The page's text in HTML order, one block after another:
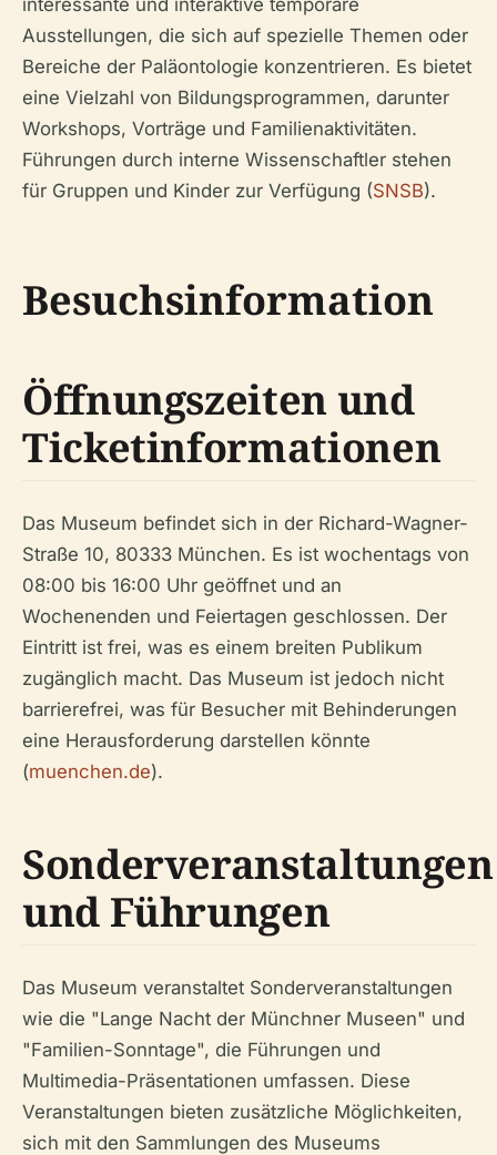
Ausstellungen, die sich auf spezielle Themen oder
Bereiche der Paläontologie konzentrieren. Es bietet
eine Vielzahl von Bildungsprogrammen, darunter
Workshops, Vorträge und Familienaktivitäten.
Führungen durch interne Wissenschaftler stehen
für Gruppen und Kinder zur Verfügung (SNSB).
Besuchsinformation
Öffnungszeiten und
Ticketinformationen
Das Museum befindet sich in der Richard-Wagner-
Straße 10, 80333 München. Es ist wochentags von
08:00 bis 16:00 Uhr geöffnet und an
Wochenenden und Feiertagen geschlossen. Der
Eintritt ist frei, was es einem breiten Publikum
zugänglich macht. Das Museum ist jedoch nicht
barrierefrei, was für Besucher mit Behinderungen
eine Herausforderung darstellen könnte
(muenchen.de).
Sonderveranstaltungen
und Führungen
Das Museum veranstaltet Sonderveranstaltungen
wie die "Lange Nacht der Münchner Museen" und
"Familien-Sonntage", die Führungen und
Multimedia-Präsentationen umfassen. Diese
Veranstaltungen bieten zusätzliche Möglichkeiten,
sich mit den Sammlungen des Museums